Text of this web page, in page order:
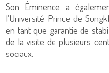
Son Éminence a
l’Université Prince de
en tant que garantie de
de la visite de plusieurs
sociaux.